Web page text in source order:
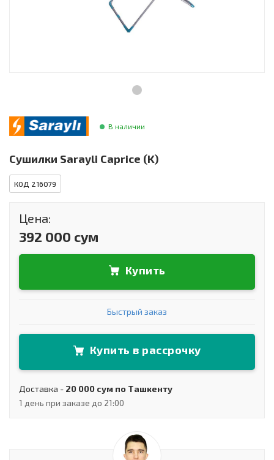
Сантехника В наличии
Сушилки Sarayli Caprice (K)
КОД 216079
Цена:
392 000 сум
Купить
Быстрый заказ
Купить в рассрочку
Доставка - 20 000 сум по Ташкенту
1 день при заказе до 21:00